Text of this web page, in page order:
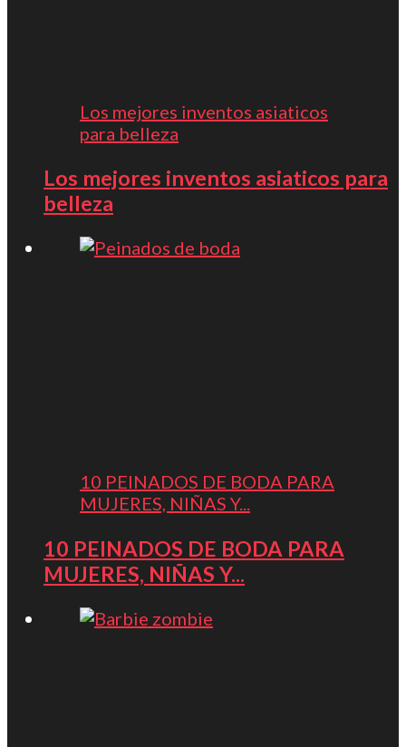
Los mejores inventos asiaticos
para belleza
Los mejores inventos asiaticos para
belleza
10 PEINADOS DE BODA PARA
MUJERES, NIÑAS Y...
10 PEINADOS DE BODA PARA
MUJERES, NIÑAS Y...